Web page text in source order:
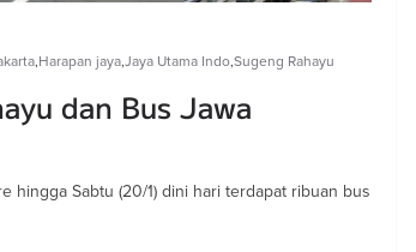
,Harapan jaya,Jaya Utama Indo,Sugeng Rahayu
dan Bus Jawa
hingga Sabtu (20/1) dini hari terdapat ribuan bus